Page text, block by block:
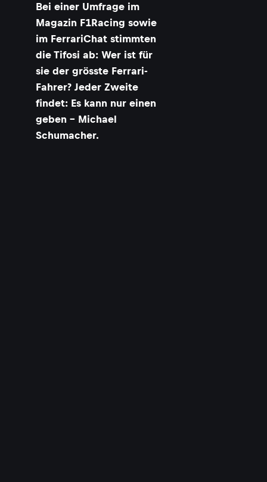
​Bei einer Umfrage im
Magazin F1Racing sowie
im FerrariChat stimmten
die Tifosi ab: Wer ist für
sie der grösste Ferrari-
Fahrer? Jeder Zweite
findet: Es kann nur einen
geben – Michael
Schumacher.